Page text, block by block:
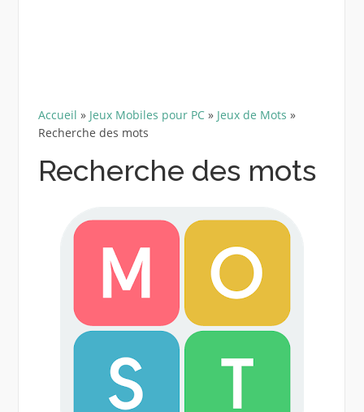
Accueil » Jeux Mobiles pour PC» Jeux de Mots »
Recherche des mots
Recherche des mots